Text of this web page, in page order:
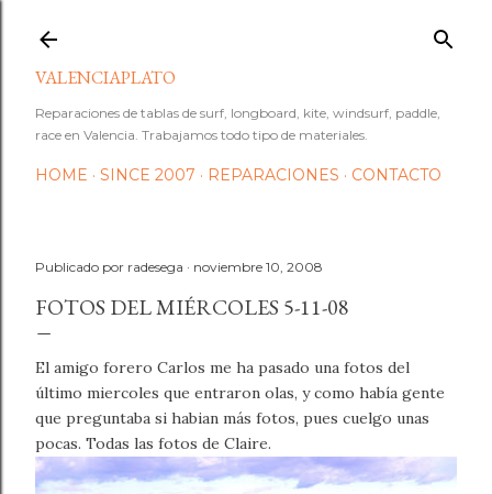
VALENCIAPLATO
Reparaciones de tablas de surf, longboard, kite, windsurf, paddle,
race en Valencia. Trabajamos todo tipo de materiales.
HOME SINCE 2007 REPARACIONES CONTACTO
Publicado por radesega noviembre 10, 2008
FOTOS DEL MIÉRCOLES 5-11-08
El amigo forero Carlos me ha pasado una fotos del
último miercoles que entraron olas, y como había gente
que preguntaba si habian más fotos, pues cuelgo unas
pocas. Todas las fotos de Claire.